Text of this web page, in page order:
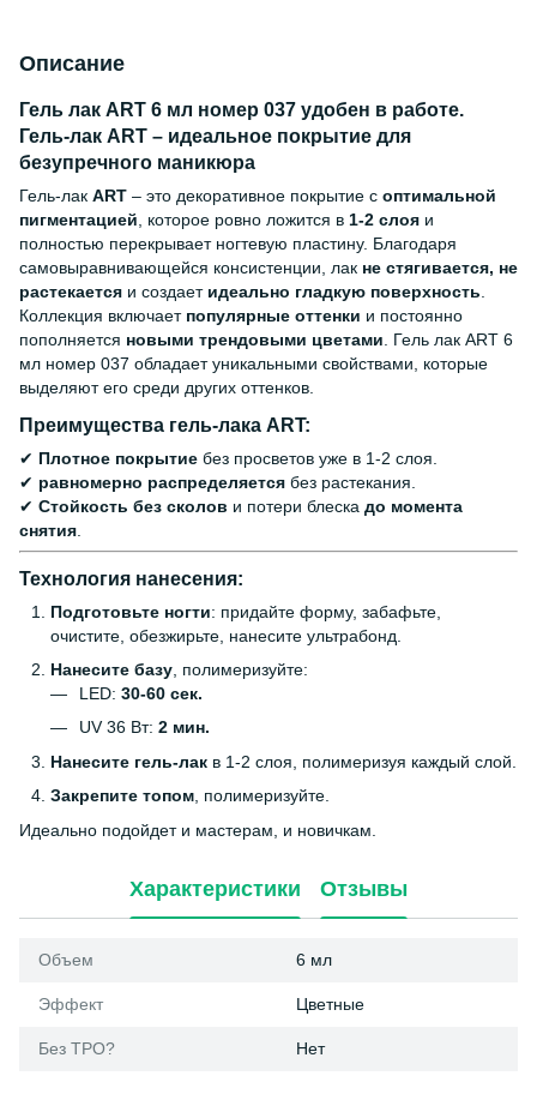
Описание
Гель лак ART 6 мл номер 037 удобен в работе.
Гель-лак ART – идеальное покрытие для
безупречного маникюра
Гель-лак ART – это декоративное покрытие с оптимальной
пигментацией , которое ровно ложится в 1-2 слоя и
полностью перекрывает ногтевую пластину. Благодаря
самовыравнивающейся консистенции, лак не стягивается, не
растекается и создает идеально гладкую поверхность
Коллекция включает популярные оттенки и постоянно
пополняется новыми трендовыми цветами . Гель лак ART 6
мл номер 037 обладает уникальными свойствами, которые
выделяют его среди других оттенков.
Преимущества гель-лака ART:
✔ Плотное покрытие без просветов уже в 1-2 слоя.
✔ равномерно распределяется без растекания.
✔ Стойкость без сколов и потери блеска до момента
снятия
Технология нанесения:
Подготовьте ногти: придайте форму, забафьте,
очистите, обезжирьте, нанесите ультрабонд.
Нанесите базу , полимеризуйте:
LED: 30-60 сек.
UV 36 Вт: 2 мин.
Нанесите гель-лак в 1-2 слоя, полимеризуя каждый слой.
Закрепите топом , полимеризуйте.
Идеально подойдет и мастерам, и новичкам.
Характеристики Отзывы
Объем 6 мл
Эффект Цветные
Без ТРО? Нет